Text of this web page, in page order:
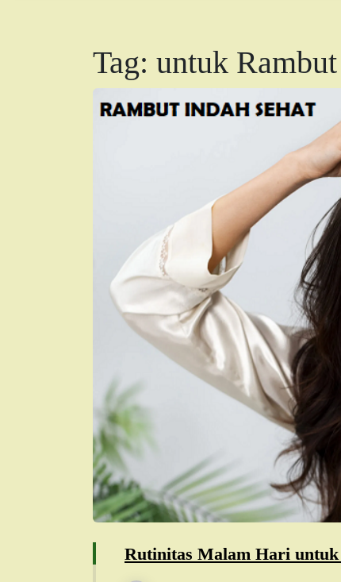
Tag: untuk Rambut
Rutinitas Malam Hari